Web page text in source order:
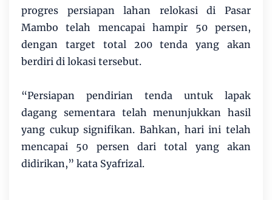
progres persiapan lahan relokasi di Pasar
Mambo telah mencapai hampir 50 persen,
dengan target total 200 tenda yang akan
berdiri di lokasi tersebut.
“Persiapan pendirian tenda untuk lapak
dagang sementara telah menunjukkan hasil
yang cukup signifikan. Bahkan, hari ini telah
mencapai 50 persen dari total yang akan
didirikan,” kata Syafrizal.